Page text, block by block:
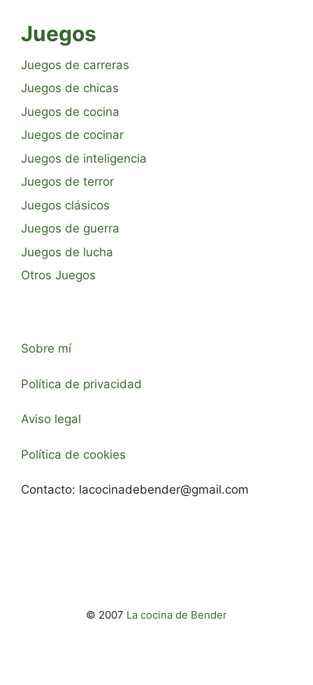
Juegos
Juegos de carreras
Juegos de chicas
Juegos de cocina
Juegos de cocinar
Juegos de inteligencia
Juegos de terror
Juegos clásicos
Juegos de guerra
Juegos de lucha
Otros Juegos
Sobre mí
Política de privacidad
Aviso legal
Política de cookies
Contacto: lacocinadebender@gmail.com
© 2007 La cocina de Bender